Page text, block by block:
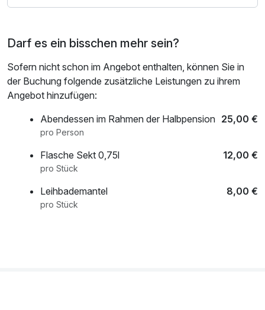
- Föhn auf Anfrage kostenfrei
Darf es ein bisschen mehr sein?
Sofern nicht schon im Angebot enthalten, können Sie in
der Buchung folgende zusätzliche Leistungen zu ihrem
Angebot hinzufügen:
Abendessen im Rahmen der Halbpension 25,00 €
pro Person
Flasche Sekt 0,75l 12,00 €
pro Stück
Leihbademantel 8,00 €
pro Stück